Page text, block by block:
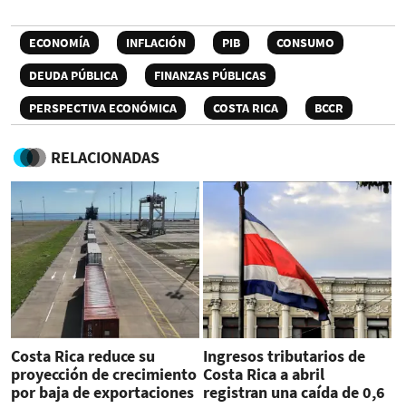
ECONOMÍA INFLACIÓN PIB
CONSUMO
DEUDA PÚBLICA
FINANZAS PÚBLICAS
PERSPECTIVA ECONÓMICA
COSTA RICA BCCR
RELACIONADAS
Costa Rica reduce su
proyección de crecimiento
por baja de exportaciones
Ingresos tributarios de
Costa Rica a abril
registran una caída de 0,6